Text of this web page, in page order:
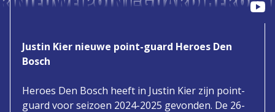
Justin Kier nieuwe point-guard Heroes Den
Bosch
Heroes Den Bosch heeft in Justin Kier zijn point-
guard voor seizoen 2024-2025 gevonden. De 26-